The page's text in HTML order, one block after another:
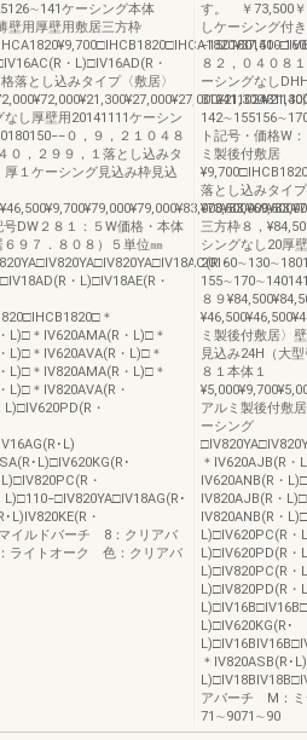
ケーシング本体
壁用厚壁用敷居三方枠
・L)□IV16AD(R・
落とし込みタイプ〈敷居〉
し厚壁用20141111ケーシン
０，９，２１０４８
０，２９９，１落とし込みタ
１ケーシング見込み枠見込
DW２８１：５W価格・本体
９７．８０８）５単位㎜
・
・L)□IV18AE(R・
＊
L)□＊IV620AMA(R・L)□＊
L)□＊IV620AVA(R・L)□＊
L)□＊IV820AMA(R・L)□＊
L)□＊IV820AVA(R・
・
･L)
･L)□IV620KG(R･
・
･
L)IV820KE(R・
イルドバーチ 8：クリアバ
イトオーク 色：クリアバ
す。 ￥73,500￥
しケーシング付
８２，０４０８
ーシングなし
31241102431140
ト記号・価格W
ミ製後付敷居
落とし込みタイ
三方枠８，
シングなし20厚
８９
ミ製後付敷居〉
見込み24H（大
８１本体１
アルミ製後付敷
ーシング
＊IV620AJB(R
IV620ANB(R・
IV820AJB(R・
IV820ANB(R・
L)□IV620PC(R・
L)□IV620PD(R・
L)□IV820PC(R・
L)□IV820PD(R・
L)□IV620KG(R･
＊IV820ASB(R･
アバーチ M：
71∼9071∼90